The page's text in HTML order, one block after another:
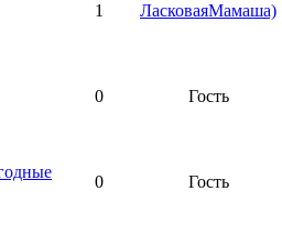
1 ЛасковаяМамаша)
0 Гость
0 Гость